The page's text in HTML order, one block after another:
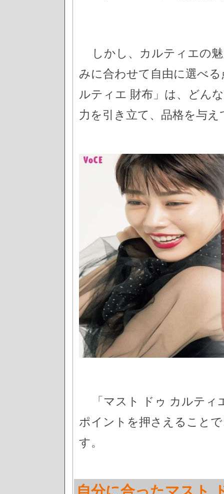
しかし、カルティエの
みに合わせて自由に選べ
ルティエ 財布」は、どん
力を引き立て、品格を与
「マスト ドゥ カルテ
ポイントを押さえること
す。